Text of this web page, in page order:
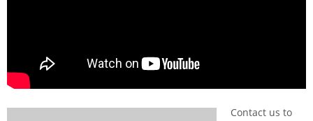
Contact us to